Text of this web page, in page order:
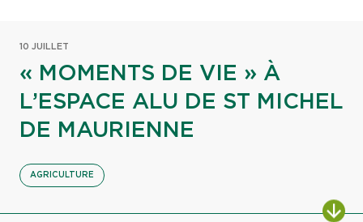
10 JUILLET
« MOMENTS DE VIE » À
L’ESPACE ALU DE ST MICHEL
DE MAURIENNE
AGRICULTURE